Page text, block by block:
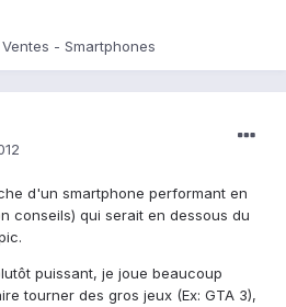
- Smartphones
d'un smartphone performant en
conseils) qui serait en dessous du
puissant, je joue beaucoup
tourner des gros jeux (Ex: GTA 3),